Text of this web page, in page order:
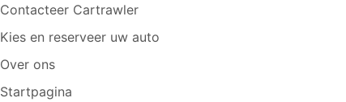
Contacteer Cartrawler
Kies en reserveer uw auto
Over ons
Startpagina